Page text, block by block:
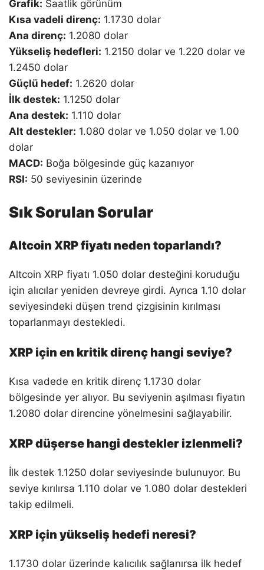
Grafik: Saatlik görünüm
Kısa vadeli direnç: 1.1730 dolar
Ana direnç: 1.2080 dolar
Yükseliş hedefleri: 1.2150 dolar ve 1.220 dolar ve
1.2450 dolar
Güçlü hedef: 1.2620 dolar
İlk destek: 1.1250 dolar
Ana destek: 1.110 dolar
Alt destekler: 1.080 dolar ve 1.050 dolar ve 1.00
dolar
MACD: Boğa bölgesinde güç kazanıyor
RSI: 50 seviyesinin üzerinde
Sık Sorulan Sorular
Altcoin XRP fiyatı neden toparlandı?
Altcoin XRP fiyatı 1.050 dolar desteğini koruduğu
için alıcılar yeniden devreye girdi. Ayrıca 1.10 dolar
seviyesindeki düşen trend çizgisinin kırılması
toparlanmayı destekledi.
XRP için en kritik direnç hangi seviye?
Kısa vadede en kritik direnç 1.1730 dolar
bölgesinde yer alıyor. Bu seviyenin aşılması fiyatın
1.2080 dolar direncine yönelmesini sağlayabilir.
XRP düşerse hangi destekler izlenmeli?
İlk destek 1.1250 dolar seviyesinde bulunuyor. Bu
seviye kırılırsa 1.110 dolar ve 1.080 dolar destekleri
takip edilmeli.
XRP için yükseliş hedefi neresi?
1.1730 dolar üzerinde kalıcılık sağlanırsa ilk hedef